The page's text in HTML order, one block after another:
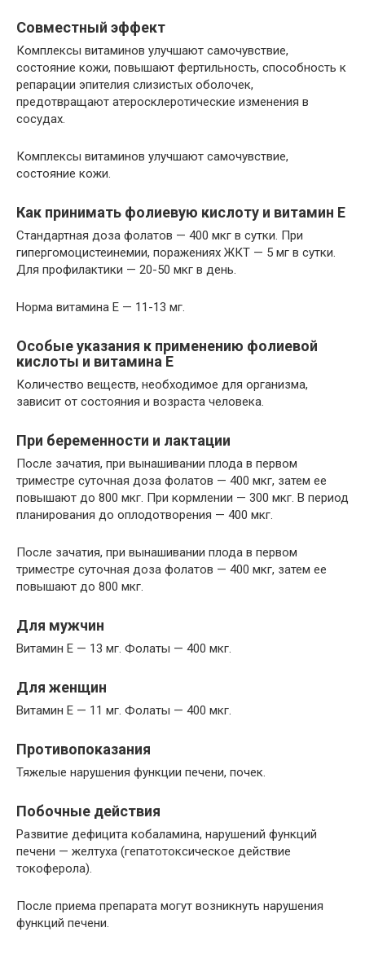
Совместный эффект
Комплексы витаминов улучшают самочувствие,
состояние кожи, повышают фертильность, способность к
репарации эпителия слизистых оболочек,
предотвращают атеросклеротические изменения в
сосудах.
Комплексы витаминов улучшают самочувствие,
состояние кожи.
Как принимать фолиевую кислоту и витамин Е
Стандартная доза фолатов — 400 мкг в сутки. При
гипергомоцистеинемии, поражениях ЖКТ — 5 мг в сутки.
Для профилактики — 20-50 мкг в день.
Норма витамина Е — 11-13 мг.
Особые указания к применению фолиевой
кислоты и витамина Е
Количество веществ, необходимое для организма,
зависит от состояния и возраста человека.
При беременности и лактации
После зачатия, при вынашивании плода в первом
триместре суточная доза фолатов — 400 мкг, затем ее
повышают до 800 мкг. При кормлении — 300 мкг. В период
планирования до оплодотворения — 400 мкг.
После зачатия, при вынашивании плода в первом
триместре суточная доза фолатов — 400 мкг, затем ее
повышают до 800 мкг.
Для мужчин
Витамин Е — 13 мг. Фолаты — 400 мкг.
Для женщин
Витамин Е — 11 мг. Фолаты — 400 мкг.
Противопоказания
Тяжелые нарушения функции печени, почек.
Побочные действия
Развитие дефицита кобаламина, нарушений функций
печени — желтуха (гепатотоксическое действие
токоферола).
После приема препарата могут возникнуть нарушения
функций печени.